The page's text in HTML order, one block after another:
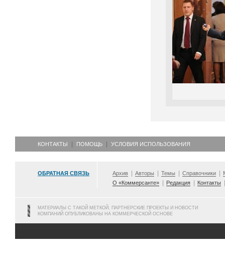
КОНТАКТЫ ПОМОЩЬ УСЛОВИЯ ИСПОЛЬЗОВАНИЯ
ОБРАТНАЯ СВЯЗЬ Архив Авторы Темы Справочники
О «Коммерсанте»
Редакция Контакты
МАТЕРИАЛЫ С ТАКОЙ МЕТКОЙ, ПАРТНЕРСКИЕ ПРОЕКТЫ И НОВОСТИ
КОМПАНИЙ ОПУБЛИКОВАНЫ НА КОММЕРЧЕСКОЙ ОСНОВЕ